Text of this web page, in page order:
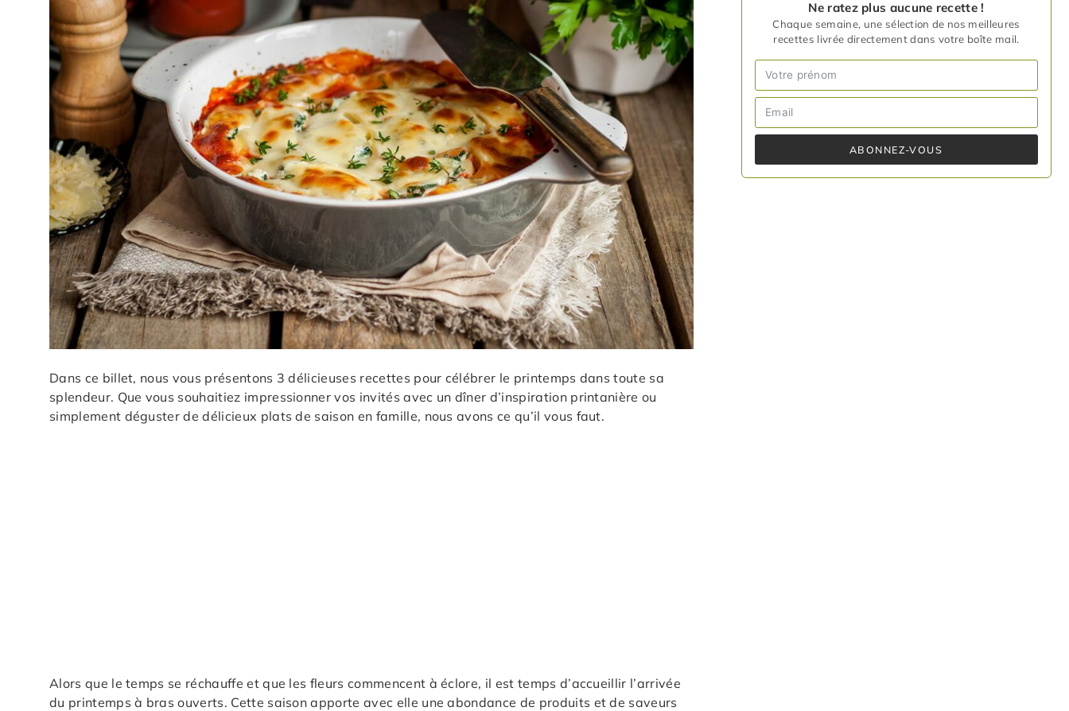
Dans ce billet, nous vous présentons 3 délicieuses recettes pour célébrer le printemps dans toute sa
splendeur. Que vous souhaitiez impressionner vos invités avec un dîner d’inspiration printanière ou
simplement déguster de délicieux plats de saison en famille, nous avons ce qu’il vous faut.
Alors que le temps se réchauffe et que les fleurs commencent à éclore, il est temps d’accueillir l’arrivée
du printemps à bras ouverts. Cette saison apporte avec elle une abondance de produits et de saveurs
Ne ratez plus aucune recette !
Chaque semaine, une sélection de nos meilleures
recettes livrée directement dans votre boîte mail.
ABONNEZ-VOUS